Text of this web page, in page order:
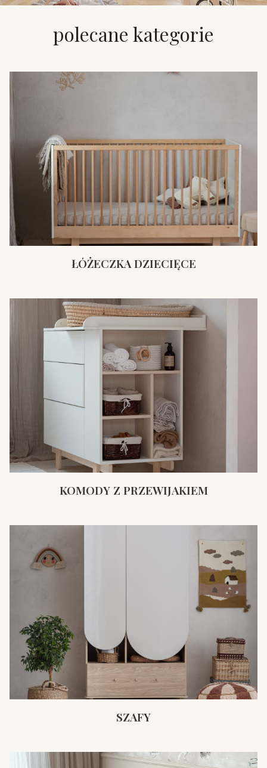
polecane kategorie
ŁÓŻECZKA DZIECIĘCE
KOMODY Z PRZEWIJAKIEM
SZAFY